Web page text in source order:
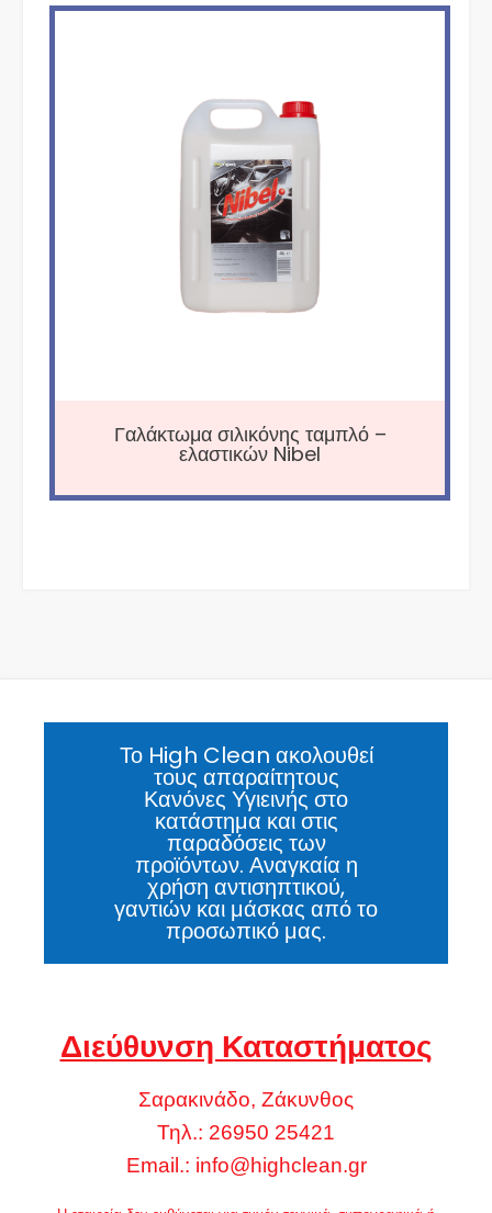
Γαλάκτωμα σιλικόνης ταμπλό –
ελαστικών Nibel
Το High Clean ακολουθεί
τους απαραίτητους
Κανόνες Υγιεινής στο
κατάστημα και στις
παραδόσεις των
προϊόντων. Αναγκαία η
χρήση αντισηπτικού,
γαντιών και μάσκας από το
προσωπικό μας.
Διεύθυνση Καταστήματος
Σαρακινάδο, Ζάκυνθος
Τηλ.: 26950 25421
Email.: info@highclean.gr